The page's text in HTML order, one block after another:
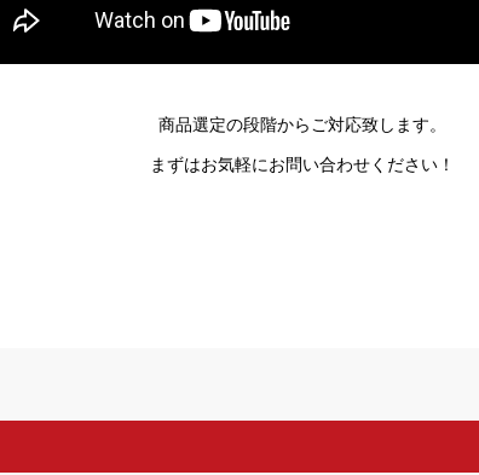
商品選定の段階からご対応致します。
まずはお気軽にお問い合わせください！